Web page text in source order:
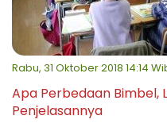
Rabu, 31 Oktober 2018 14:14
Apa Perbedaan Bimbel,
Penjelasannya